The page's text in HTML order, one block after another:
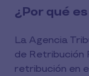
¿Por qué
La Agencia
de Retribución
retribución en